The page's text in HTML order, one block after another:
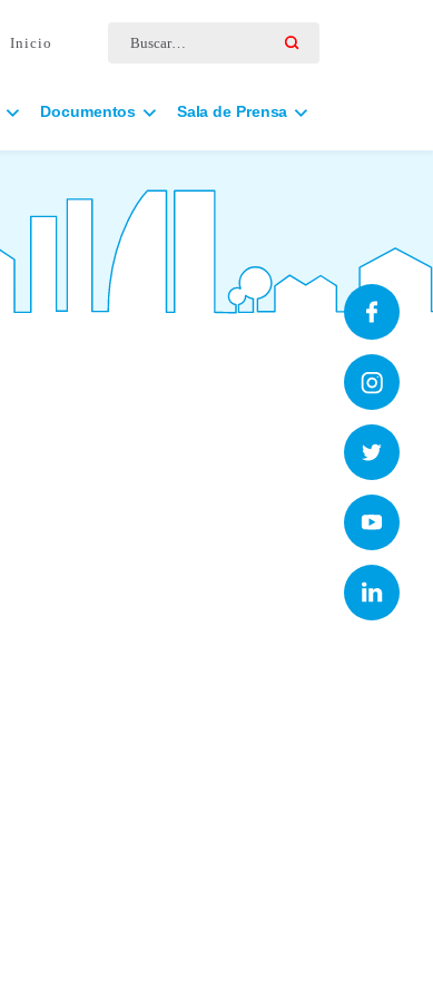
Buscar por:
Inicio
Documentos Sala de Prensa